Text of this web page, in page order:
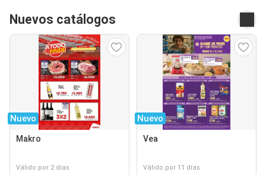
Nuevos catálogos
Nuevo
Makro
Válido por 2 días
Nuevo
Vea
Válido por 11 días